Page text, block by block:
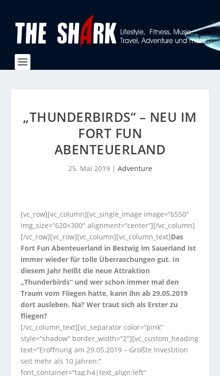
„THUNDERBIRDS“ – NEU IM
FORT FUN
ABENTEUERLAND
25. Mai 2019| Adventure
[vc_row][vc_column][vc_single_image image=“6550″
img_size=“620×300″ alignment=“center“][/vc_column]
[/vc_row][vc_row][vc_column][vc_column_text]Das
Fort Fun Abenteuerland in Bestwig im Sauerland ist
immer wieder für tolle Überraschungen gut. In
diesem Jahr heißt die neue Attraktion
„Thunderbirds“ und wer schon immer mal den
Traum vom Fliegen hatte, kann ihn ab 29.05.2019
dort ausleben. Na? Wer traut sich als Erster zu
fliegen?
[/vc_column_text][vc_separator color=“pink“
style=“shadow“ border_width=“2″][vc_custom_heading
text=“Eröffnung am 29.05.2019 – Größte Investition
seit mehr als 10 Jahren:“
font_container=“tag:h4|text_align:left“